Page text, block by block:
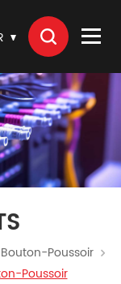
Poussoir
Poussoir